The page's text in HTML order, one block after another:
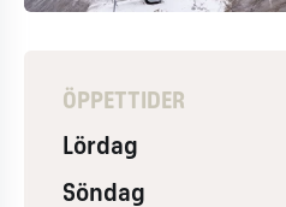
ÖPPETTIDER
Lördag
Söndag